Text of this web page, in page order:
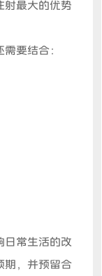
射最大的优势
要结合：
日常生活的改
期，并预留合